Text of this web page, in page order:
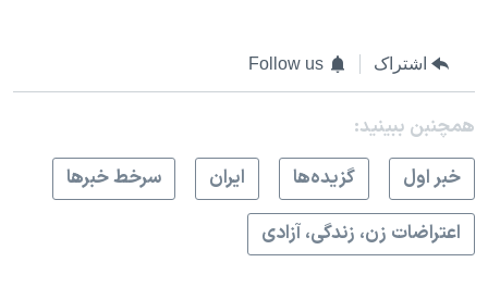
اشتراک Follow us
همچنبن ببینید:
خبر اول
گزيده‌ها ايران
سرخط خبرها
اعتراضات زن، زندگی، آزادی